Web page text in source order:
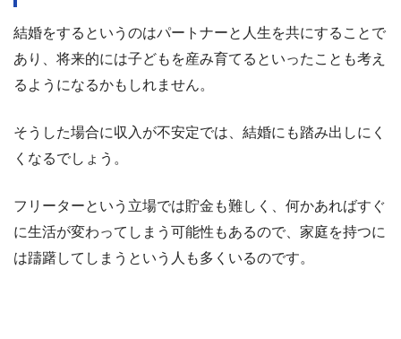
結婚をするというのはパートナーと人生を共にすることで
あり、将来的には子どもを産み育てるといったことも考え
るようになるかもしれません。
そうした場合に収入が不安定では、結婚にも踏み出しにく
くなるでしょう。
フリーターという立場では貯金も難しく、何かあればすぐ
に生活が変わってしまう可能性もあるので、家庭を持つに
は躊躇してしまうという人も多くいるのです。